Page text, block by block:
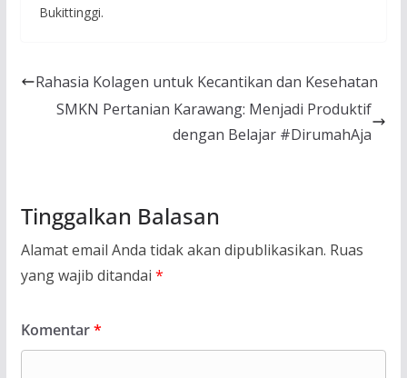
Bukittinggi.
Rahasia Kolagen untuk Kecantikan dan Kesehatan
SMKN Pertanian Karawang: Menjadi Produktif
dengan Belajar #DirumahAja
Tinggalkan Balasan
Alamat email Anda tidak akan dipublikasikan. Ruas
yang wajib ditandai *
Komentar*